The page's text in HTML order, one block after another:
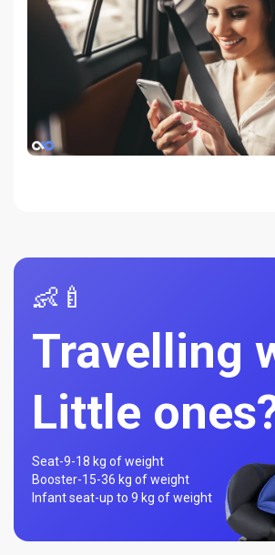
👶🍼
Travelling
Little
Seat-9-18 kg of weight
Booster-15-36 kg of weight
Infant seat-up to 9 kg of weight